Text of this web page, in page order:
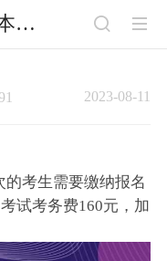
湖南成考专升本报名费用
2023-08-11
考生需要缴纳报名
试考务费160元，加